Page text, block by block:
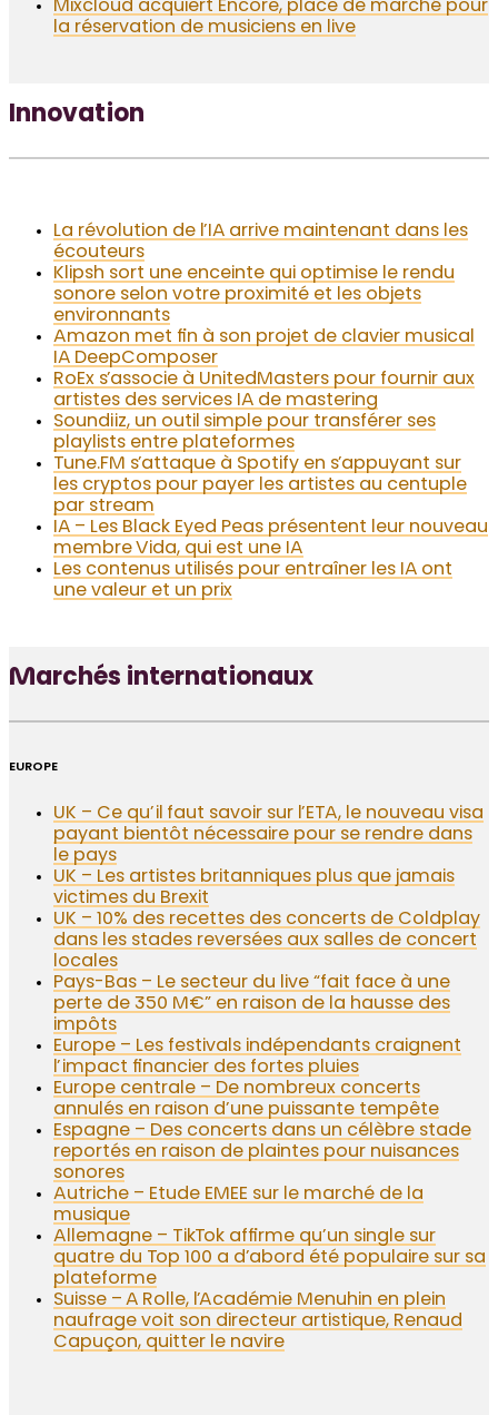
Mixcloud acquiert Encore, place de marché pour
la réservation de musiciens en live
Innovation
La révolution de l’IA arrive maintenant dans les
écouteurs
Klipsh sort une enceinte qui optimise le rendu
sonore selon votre proximité et les objets
environnants
Amazon met fin à son projet de clavier musical
IA DeepComposer
RoEx s’associe à UnitedMasters pour fournir aux
artistes des services IA de mastering
Soundiiz, un outil simple pour transférer ses
playlists entre plateformes
Tune.FM s’attaque à Spotify en s’appuyant sur
les cryptos pour payer les artistes au centuple
par stream
IA – Les Black Eyed Peas présentent leur nouveau
membre Vida, qui est une IA
Les contenus utilisés pour entraîner les IA ont
une valeur et un prix
Marchés internationaux
EUROPE
UK – Ce qu’il faut savoir sur l’ETA, le nouveau visa
payant bientôt nécessaire pour se rendre dans
le pays
UK – Les artistes britanniques plus que jamais
victimes du Brexit
UK – 10% des recettes des concerts de Coldplay
dans les stades reversées aux salles de concert
locales
Pays-Bas – Le secteur du live “fait face à une
perte de 350 M€” en raison de la hausse des
impôts
Europe – Les festivals indépendants craignent
l’impact financier des fortes pluies
Europe centrale – De nombreux concerts
annulés en raison d’une puissante tempête
Espagne – Des concerts dans un célèbre stade
reportés en raison de plaintes pour nuisances
sonores
Autriche – Etude EMEE sur le marché de la
musique
Allemagne – TikTok affirme qu’un single sur
quatre du Top 100 a d’abord été populaire sur sa
plateforme
Suisse – A Rolle, l’Académie Menuhin en plein
naufrage voit son directeur artistique, Renaud
Capuçon, quitter le navire